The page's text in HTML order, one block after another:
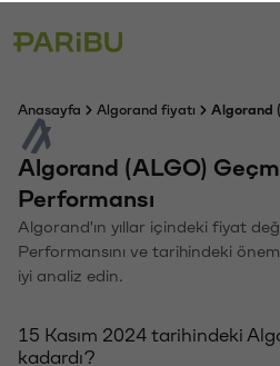
Anasayfa Algorand fiyatı Algorand
Algorand (ALGO)
Performansı
Algorand'ın yıllar içindeki fiyat
Performansını ve tarihindeki
iyi analiz edin.
15 Kasım 2024 tarihindeki
kadardı?